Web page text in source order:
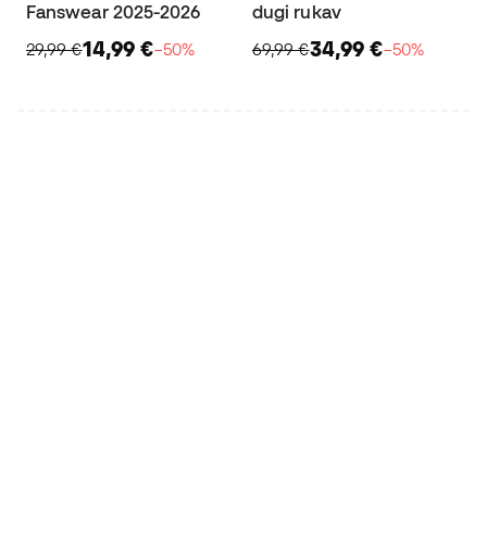
Fanswear 2025-2026
29,99 €14,99 €−50%
dugi rukav
69,99 €34,99 €−50%